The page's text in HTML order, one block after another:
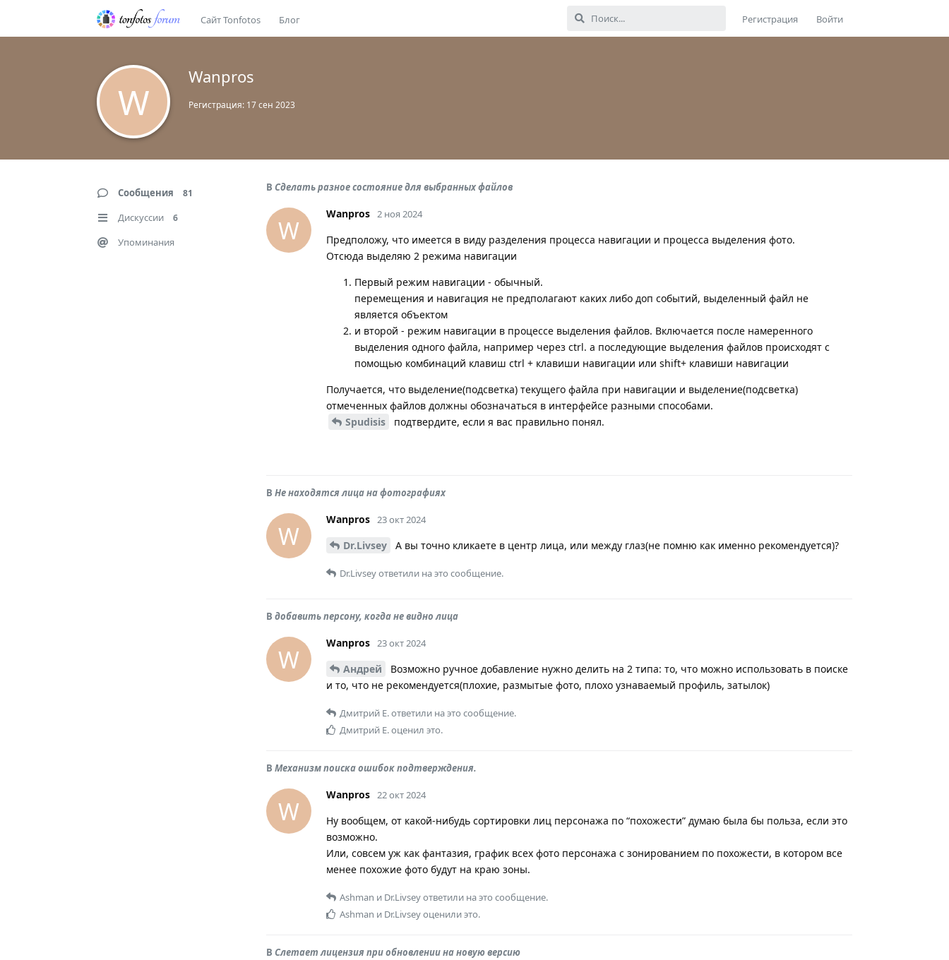
Сайт Tonfotos Блог Регистрация Войти
W
Wanpros
Регистрация: 17 сен 2023
Сообщения 81
Дискуссии 6
Упоминания
В Сделать разное состояние для выбранных файлов
W
Wanpros 2 ноя 2024
Предположу, что имеется в виду разделения процесса навигации и процесса выделения фото.
Отсюда выделяю 2 режима навигации
Первый режим навигации - обычный.
перемещения и навигация не предполагают каких либо доп событий, выделенный файл не
является объектом
и второй - режим навигации в процессе выделения файлов. Включается после намеренного
выделения одного файла, например через ctrl. а последующие выделения файлов происходят с
помощью комбинаций клавиш ctrl + клавиши навигации или shift+ клавиши навигации
Получается, что выделение(подсветка) текущего файла при навигации и выделение(подсветка)
отмеченных файлов должны обозначаться в интерфейсе разными способами.
Spudisis
подтвердите, если я вас правильно понял.
В Не находятся лица на фотографиях
W
Wanpros 23 окт 2024
Dr.Livsey А вы точно кликаете в центр лица, или между глаз(не помню как именно рекомендуется)?
Dr.Livseyответили на это сообщение.
В добавить персону, когда не видно лица
W
Wanpros 23 окт 2024
Андрей
Возможно ручное добавление нужно делить на 2 типа: то, что можно использовать в поиске
и то, что не рекомендуется(плохие, размытые фото, плохо узнаваемый профиль, затылок)
Дмитрий Е.ответили на это сообщение.
Дмитрий Е.оценил это.
В Механизм поиска ошибок подтверждения.
W
Wanpros 22 окт 2024
Ну вообщем, от какой-нибудь сортировки лиц персонажа по “похожести” думаю была бы польза, если это
возможно.
Или, совсем уж как фантазия, график всех фото персонажа с зонированием по похожести, в котором все
менее похожие фото будут на краю зоны.
Ashman и Dr.Livseyответили на это сообщение.
Ashman и Dr.Livseyоценили это.
В Слетает лицензия при обновлении на новую версию